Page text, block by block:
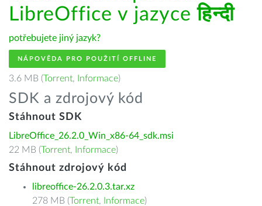
LibreOffice v jazyceहिन्दी
potřebujete jiný jazyk?
NÁPOVĚDA PRO POUŽITÍ OFFLINE
3.6 MB (Torrent, Informace)
SDK a zdrojový kód
Stáhnout SDK
LibreOffice_26.2.0_Win_x86-64_sdk.msi
22 MB (Torrent, Informace)
Stáhnout zdrojový kód
libreoffice-26.2.0.3.tar.xz
278 MB (Torrent, Informace)